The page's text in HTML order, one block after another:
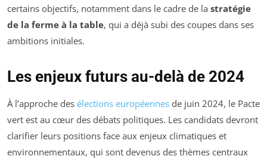
certains objectifs, notamment dans le cadre de la stratégie
de la ferme à la table, qui a déjà subi des coupes dans ses
ambitions initiales.
Les enjeux futurs au-delà de 2024
À l’approche des élections européennes de juin 2024, le Pacte
vert est au cœur des débats politiques. Les candidats devront
clarifier leurs positions face aux enjeux climatiques et
environnementaux, qui sont devenus des thèmes centraux